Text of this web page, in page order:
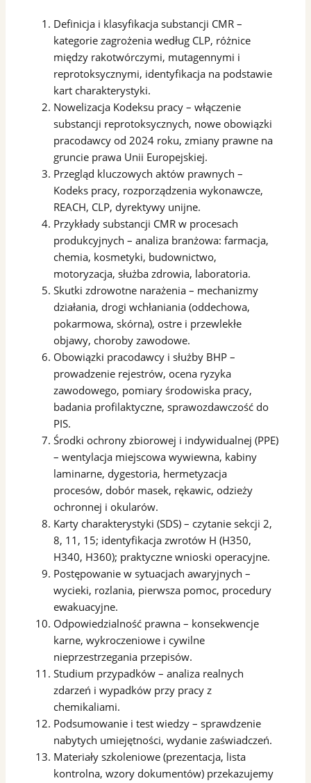
Definicja i klasyfikacja substancji CMR –
kategorie zagrożenia według CLP, różnice
między rakotwórczymi, mutagennymi i
reprotoksycznymi, identyfikacja na podstawie
kart charakterystyki.
Nowelizacja Kodeksu pracy – włączenie
substancji reprotoksycznych, nowe obowiązki
pracodawcy od 2024 roku, zmiany prawne na
gruncie prawa Unii Europejskiej.
Przegląd kluczowych aktów prawnych –
Kodeks pracy, rozporządzenia wykonawcze,
REACH, CLP, dyrektywy unijne.
Przykłady substancji CMR w procesach
produkcyjnych – analiza branżowa: farmacja,
chemia, kosmetyki, budownictwo,
motoryzacja, służba zdrowia, laboratoria.
Skutki zdrowotne narażenia – mechanizmy
działania, drogi wchłaniania (oddechowa,
pokarmowa, skórna), ostre i przewlekłe
objawy, choroby zawodowe.
Obowiązki pracodawcy i służby BHP –
prowadzenie rejestrów, ocena ryzyka
zawodowego, pomiary środowiska pracy,
badania profilaktyczne, sprawozdawczość do
PIS.
Środki ochrony zbiorowej i indywidualnej (PPE)
– wentylacja miejscowa wywiewna, kabiny
laminarne, dygestoria, hermetyzacja
procesów, dobór masek, rękawic, odzieży
ochronnej i okularów.
Karty charakterystyki (SDS) – czytanie sekcji 2,
8, 11, 15; identyfikacja zwrotów H (H350,
H340, H360); praktyczne wnioski operacyjne.
Postępowanie w sytuacjach awaryjnych –
wycieki, rozlania, pierwsza pomoc, procedury
ewakuacyjne.
Odpowiedzialność prawna – konsekwencje
karne, wykroczeniowe i cywilne
nieprzestrzegania przepisów.
Studium przypadków – analiza realnych
zdarzeń i wypadków przy pracy z
chemikaliami.
Podsumowanie i test wiedzy – sprawdzenie
nabytych umiejętności, wydanie zaświadczeń.
Materiały szkoleniowe (prezentacja, lista
kontrolna, wzory dokumentów) przekazujemy